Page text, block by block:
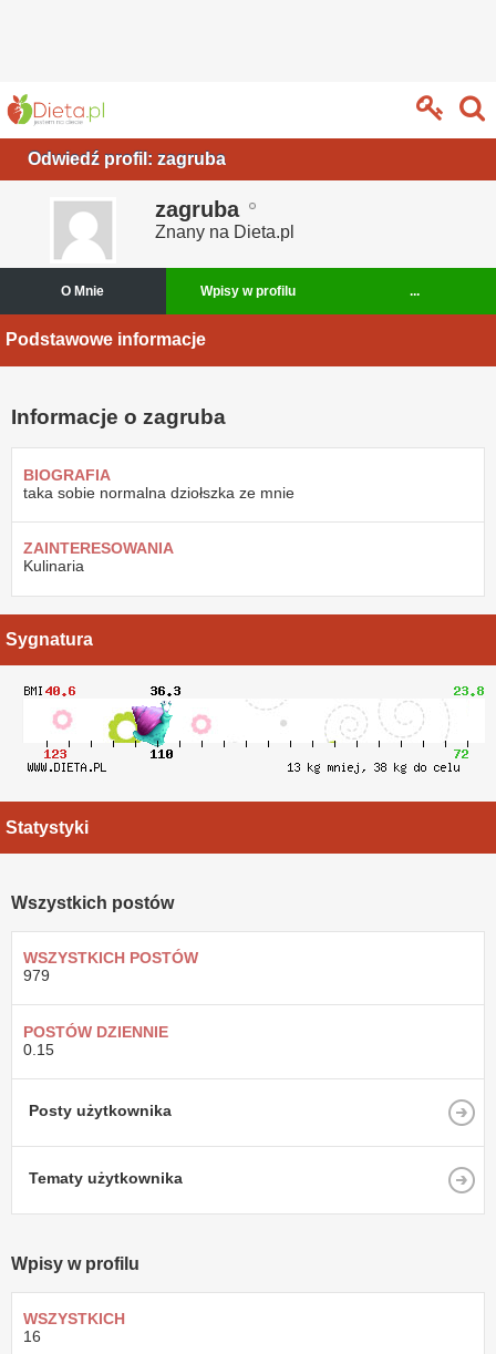
Odwiedź profil: zagruba
zagruba
Znany na Dieta.pl
O Mnie Wpisy w profilu ...
Podstawowe informacje
Informacje o zagruba
BIOGRAFIA
taka sobie normalna dziołszka ze mnie
ZAINTERESOWANIA
Kulinaria
Sygnatura
Statystyki
Wszystkich postów
WSZYSTKICH POSTÓW
979
POSTÓW DZIENNIE
0.15
Posty użytkownika
Tematy użytkownika
Wpisy w profilu
WSZYSTKICH
16